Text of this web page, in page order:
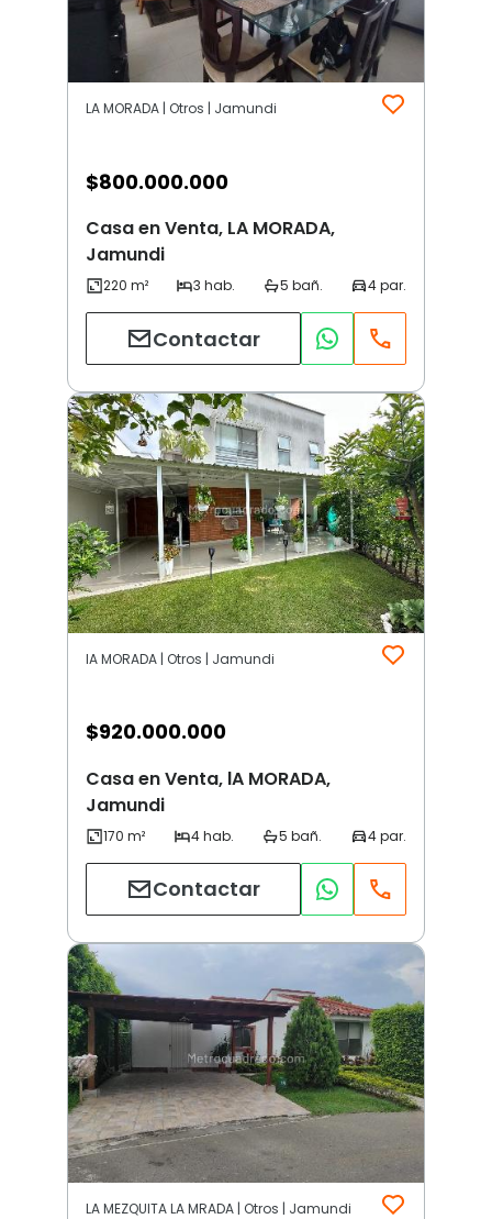
LA MORADA | Otros | Jamundi
$800.000.000
Casa en Venta, LA MORADA,
Jamundi
Contactar
lA MORADA | Otros | Jamundi
$920.000.000
Casa en Venta, lA MORADA,
Jamundi
Contactar
LA MEZQUITA LA MRADA | Otros | Jamundi